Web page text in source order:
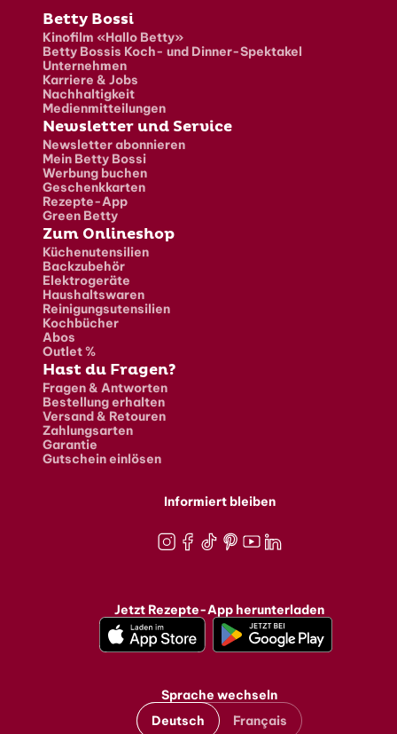
Fusszeile
Betty Bossi
Kinofilm «Hallo Betty»
Betty Bossis Koch- und Dinner-Spektakel
Unternehmen
Karriere & Jobs
Nachhaltigkeit
Medienmitteilungen
Newsletter und Service
Newsletter abonnieren
Mein Betty Bossi
Werbung buchen
Geschenkkarten
Rezepte-App
Green Betty
Zum Onlineshop
Küchenutensilien
Backzubehör
Elektrogeräte
Haushaltswaren
Reinigungsutensilien
Kochbücher
Abos
Outlet %
Hast du Fragen?
Fragen & Antworten
Bestellung erhalten
Versand & Retouren
Zahlungsarten
Garantie
Gutschein einlösen
Informiert bleiben
Jetzt Rezepte-App herunterladen
Sprache wechseln
Deutsch
Français